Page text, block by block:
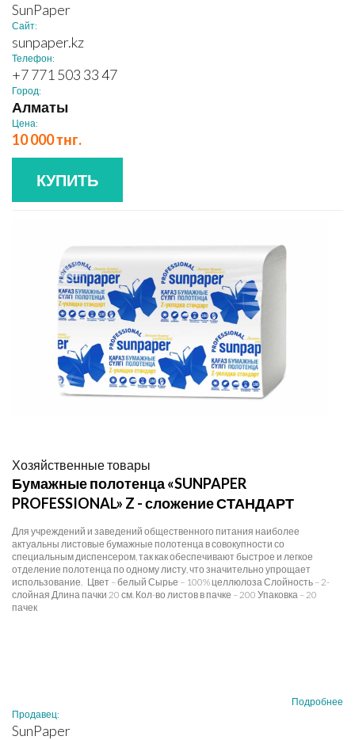
SunPaper
Сайт:
sunpaper.kz
Телефон:
+7 771 503 33 47
Город:
Алматы
Цена:
10 000 тнг.
КУПИТЬ
Хозяйственные товары
Бумажные полотенца «SUNPAPER
PROFESSIONAL» Z - сложение СТАНДАРТ
Для учреждений и заведений общественного питания наиболее
актуальны листовые бумажные полотенца в совокупности со
специальным диспенсером, так как обеспечивают быстрое и легкое
отделение полотенца по одному листу, что значительно упрощает
использование. Цвет – белый Сырье – 100% целлюлоза Слойность – 2-
слойная Длина пачки 20 см. Кол-во листов в пачке – 200 Упаковка – 20
пачек
Подробнее
Продавец:
SunPaper